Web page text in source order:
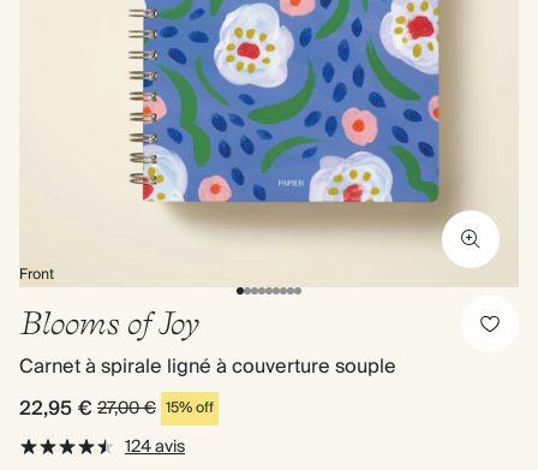
Front
Blooms of Joy
Carnet à spirale ligné à couverture souple
22,95 € 27,00 € 15% off
124 avis